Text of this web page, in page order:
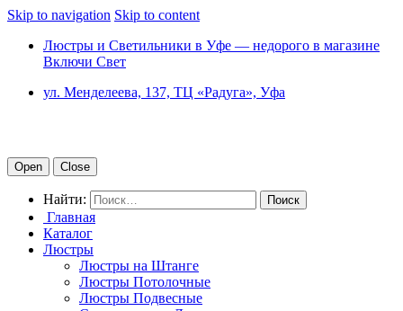
Skip to navigation Skip to content
Люстры и Светильники в Уфе — недорого в магазине
Включи Свет
ул. Менделеева, 137, ТЦ «Радуга», Уфа
Open Close
Найти:
Главная
Каталог
Люстры
Люстры на Штанге
Люстры Потолочные
Люстры Подвесные